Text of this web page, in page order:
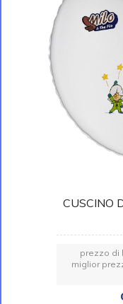
CUSCINO
prezzo di
miglior